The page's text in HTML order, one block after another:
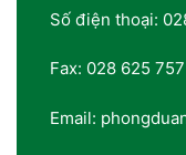
Số điện thoại:
Fax: 028 625
Email: